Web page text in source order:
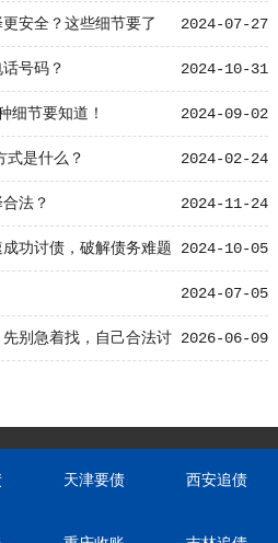
2024-07-27
安全？这些细节要了
2024-10-31
号码？
2024-09-02
细节要知道！
2024-02-24
式是什么？
2024-11-24
法？
2024-10-05
功讨债，破解债务难题
2024-07-05
2026-06-09
别急着找，自己合法讨
天津要债 西安追债